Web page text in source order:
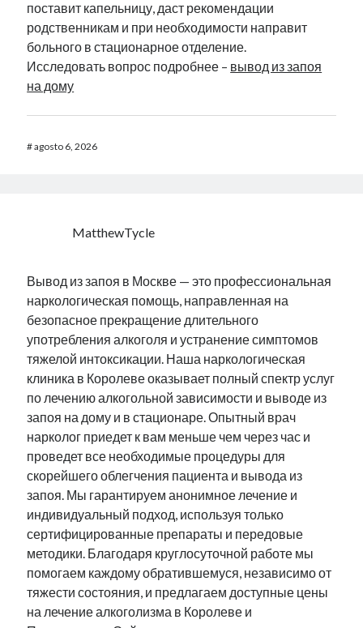
поставит капельницу, даст рекомендации
родственникам и при необходимости направит
больного в стационарное отделение.
Исследовать вопрос подробнее – вывод из запоя
на дому
#agosto 6, 2026
MatthewTycle
Вывод из запоя в Москве — это профессиональная
наркологическая помощь, направленная на
безопасное прекращение длительного
употребления алкоголя и устранение симптомов
тяжелой интоксикации. Наша наркологическая
клиника в Королеве оказывает полный спектр услуг
по лечению алкогольной зависимости и выводе из
запоя на дому и в стационаре. Опытный врач
нарколог приедет к вам меньше чем через час и
проведет все необходимые процедуры для
скорейшего облегчения пациента и вывода из
запоя. Мы гарантируем анонимное лечение и
индивидуальный подход, используя только
сертифицированные препараты и передовые
методики. Благодаря круглосуточной работе мы
помогаем каждому обратившемуся, независимо от
тяжести состояния, и предлагаем доступные цены
на лечение алкоголизма в Королеве и